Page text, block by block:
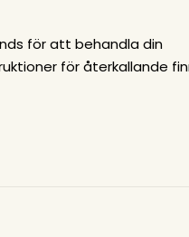
för att behandla din
för återkallande